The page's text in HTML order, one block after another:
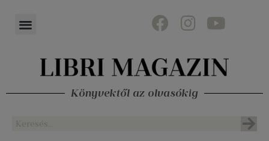
Könyvektől az olvasókig